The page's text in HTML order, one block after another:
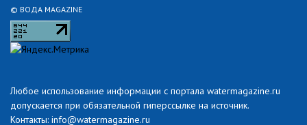
© ВОДА MAGAZINE
Любое использование информации с портала watermagazine.ru
допускается при обязательной гиперссылке на источник.
Контакты: info@watermagazine.ru